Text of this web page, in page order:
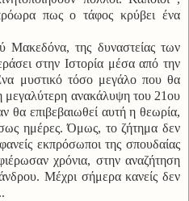
πως ο τάφος κρύβει ένα
της δυναστείας των
στην Ιστορία μέσα από την
μυστικό τόσο μεγάλο που θα
μεγαλύτερη ανακάλυψη του 21ου
επιβεβαιωθεί αυτή η θεωρία,
ημέρες. Όμως, το ζήτημα δεν
εκπρόσωποι της σπουδαίας
χρόνια, στην αναζήτηση
Μέχρι σήμερα κανείς δεν